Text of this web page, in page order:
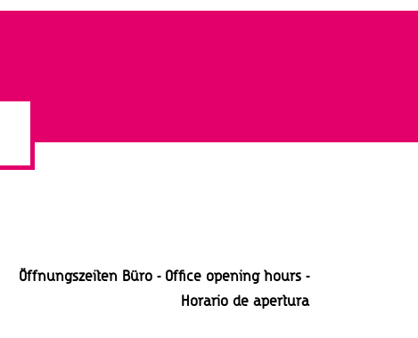
Öffnungszeiten Büro - Office opening hours -
Horario de apertura